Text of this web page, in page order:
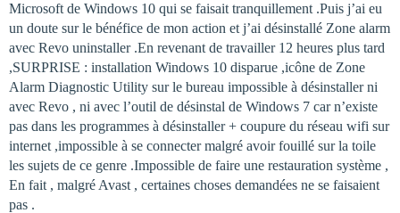
Microsoft de Windows 10 qui se faisait tranquillement .Puis j’ai eu
un doute sur le bénéfice de mon action et j’ai désinstallé Zone alarm
avec Revo uninstaller .En revenant de travailler 12 heures plus tard
,SURPRISE : installation Windows 10 disparue ,icône de Zone
Alarm Diagnostic Utility sur le bureau impossible à désinstaller ni
avec Revo , ni avec l’outil de désinstal de Windows 7 car n’existe
pas dans les programmes à désinstaller + coupure du réseau wifi sur
internet ,impossible à se connecter malgré avoir fouillé sur la toile
les sujets de ce genre .Impossible de faire une restauration système ,
En fait , malgré Avast , certaines choses demandées ne se faisaient
pas .